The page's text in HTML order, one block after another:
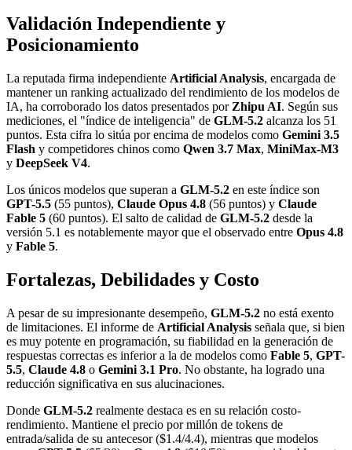
Validación Independiente y
Posicionamiento
La reputada firma independiente Artificial Analysis, encargada de
mantener un ranking actualizado del rendimiento de los modelos de
IA, ha corroborado los datos presentados por Zhipu AI. Según sus
mediciones, el "índice de inteligencia" de GLM-5.2 alcanza los 51
puntos. Esta cifra lo sitúa por encima de modelos como Gemini 3.5
Flash y competidores chinos como Qwen 3.7 Max, MiniMax-M3
y DeepSeek V4.
Los únicos modelos que superan a GLM-5.2 en este índice son
GPT-5.5 (55 puntos), Claude Opus 4.8 (56 puntos) y Claude
Fable 5 (60 puntos). El salto de calidad de GLM-5.2 desde la
versión 5.1 es notablemente mayor que el observado entre Opus 4.8
y Fable 5.
Fortalezas, Debilidades y Costo
A pesar de su impresionante desempeño, GLM-5.2 no está exento
de limitaciones. El informe de Artificial Analysis señala que, si bien
es muy potente en programación, su fiabilidad en la generación de
respuestas correctas es inferior a la de modelos como Fable 5, GPT-
5.5, Claude 4.8 o Gemini 3.1 Pro. No obstante, ha logrado una
reducción significativa en sus alucinaciones.
Donde GLM-5.2 realmente destaca es en su relación costo-
rendimiento. Mantiene el precio por millón de tokens de
entrada/salida de su antecesor ($1.4/4.4), mientras que modelos